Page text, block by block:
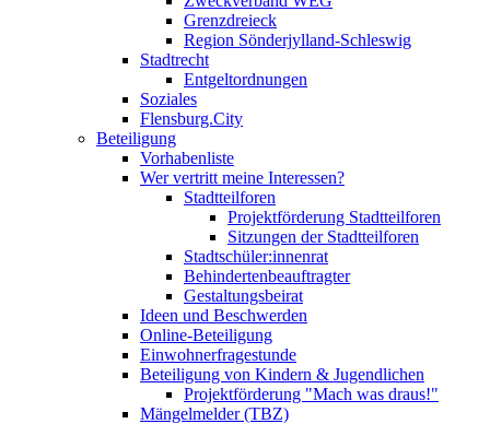
Grenzdreieck
Region Sönderjylland-Schleswig
Stadtrecht
Entgeltordnungen
Soziales
Flensburg.City
Beteiligung
Vorhabenliste
Wer vertritt meine Interessen?
Stadtteilforen
Projektförderung Stadtteilforen
Sitzungen der Stadtteilforen
Stadtschüler:innenrat
Behindertenbeauftragter
Gestaltungsbeirat
Ideen und Beschwerden
Online-Beteiligung
Einwohnerfragestunde
Beteiligung von Kindern & Jugendlichen
Projektförderung "Mach was draus!"
Mängelmelder (TBZ)